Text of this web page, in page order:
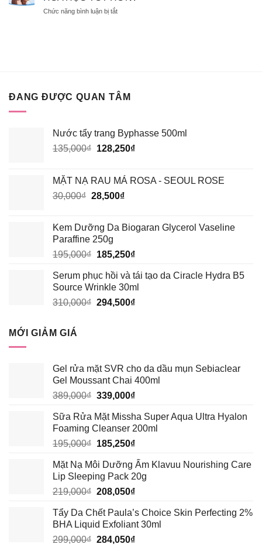
FAKE?
NÀO
HOT
6?
Chức năng bình luận bị tắtở
HÓA
HỌC
ĐANG ĐƯỢC QUAN TÂM
Nước tẩy trang Byphasse 500ml
135,000₫ Giá
135,000₫.
128,250₫Giá
là:
MẶT NẠ RAU MÁ ROSA - SEOUL ROSE
30,000₫ Giá
30,000₫.
28,500₫Giá
là:
Kem Dưỡng Da Biogaran Glycerol Vaseline
Paraffine 250g
195,000₫ Giá
là:
195,000₫.
185,250₫Giá
tại
là:
185,250₫.
Serum phục hồi và tái tạo da Ciracle Hydra B5
Source Wrinkle 30ml
310,000₫ Giá
294,500₫Giá
MỚI GIẢM GIÁ
Gel rửa mặt SVR cho da dầu mụn Sebiaclear
Gel Moussant Chai 400ml
389,000₫ Giá
là:
389,000₫.
339,000₫Giá
tại
là:
339,000₫.
Sữa Rửa Mặt Missha Super Aqua Ultra Hyalon
Foaming Cleanser 200ml
195,000₫ Giá
là:
195,000₫.
185,250₫Giá
tại
là:
185,250₫.
Mặt Nạ Môi Dưỡng Ẩm Klavuu Nourishing Care
Lip Sleeping Pack 20g
219,000₫ Giá
là:
219,000₫.
208,050₫Giá
tại
là:
208,050₫.
Tẩy Da Chết Paula’s Choice Skin Perfecting 2%
BHA Liquid Exfoliant 30ml
299,000₫ Giá
284,050₫Giá